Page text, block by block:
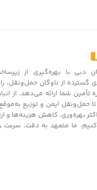
دبی با بهره‌گیری از
گسترده از ناوگان حمل‌ونقل،
تأمین شما ارائه می‌دهد. از
حمل‌ونقل ایمن و توزیع
بهره‌وری، کاهش هزینه‌ها و
ما متعهد به دقت،